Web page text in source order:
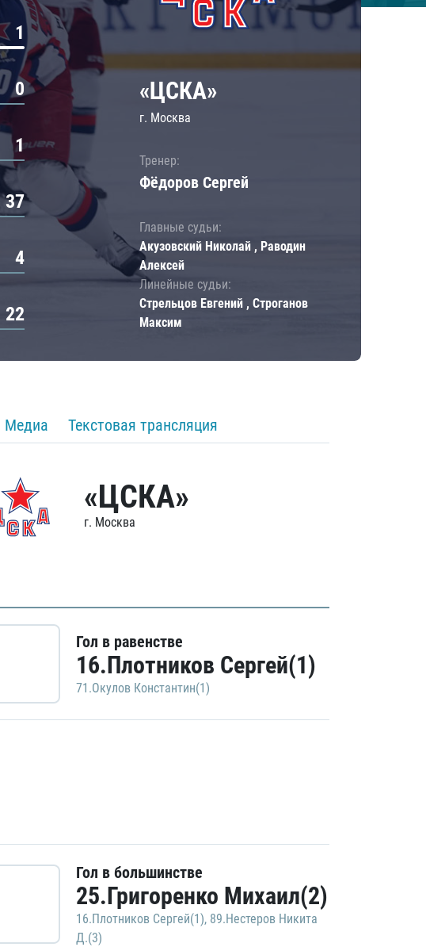
1
0
1
37
4
22
«ЦСКА»
г. Москва
Тренер:
Фёдоров Сергей
Главные судьи:
Акузовский Николай , Раводин
Алексей
Линейные судьи:
Стрельцов Евгений , Строганов
Максим
Медиа Текстовая трансляция
«ЦСКА»
г. Москва
Гол в равенстве
16.Плотников Сергей(1)
71.Окулов Константин(1)
Гол в большинстве
25.Григоренко Михаил(2)
16.Плотников Сергей(1), 89.Нестеров Никита
Д.(3)